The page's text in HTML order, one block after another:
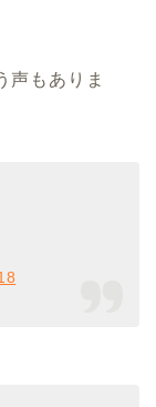
声もありま